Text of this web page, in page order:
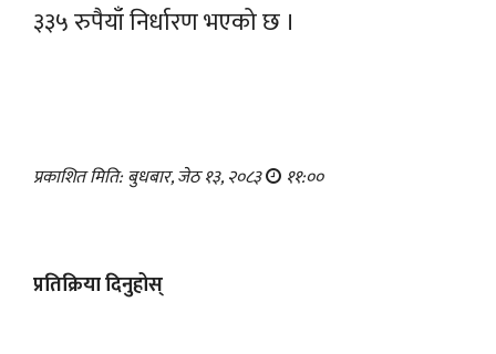
३३५ रुपैयाँ निर्धारण भएको छ ।
प्रकाशित मिति: बुधबार, जेठ १३, २०८३ ११:००
प्रतिक्रिया दिनुहोस्